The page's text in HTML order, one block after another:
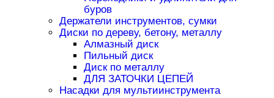
буров
Держатели инструментов, сумки
Диски по дереву, бетону, металлу
Алмазный диск
Пильный диск
Диск по металлу
ДЛЯ ЗАТОЧКИ ЦЕПЕЙ
Насадки для мультиинструмента